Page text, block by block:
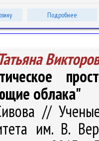
Подробнее
облака"
// Ученые
им. В.